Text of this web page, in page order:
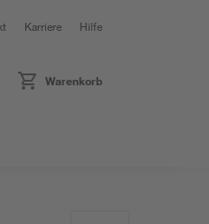
Karriere Hilfe
Warenkorb